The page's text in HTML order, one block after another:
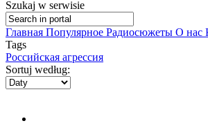
Szukaj w serwisie
Главная Популярное Радиосюжеты О нас
Tags
Российская агрессия
Sortuj według: